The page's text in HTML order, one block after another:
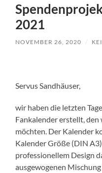
2021
NOVEMBER 26, 2020 /
Servus Sandhäuser,
wir haben die letzten
Fankalender erstellt,
möchten. Der Kalender
Kalender Größe (DIN
professionellem Design
ausgewogenen